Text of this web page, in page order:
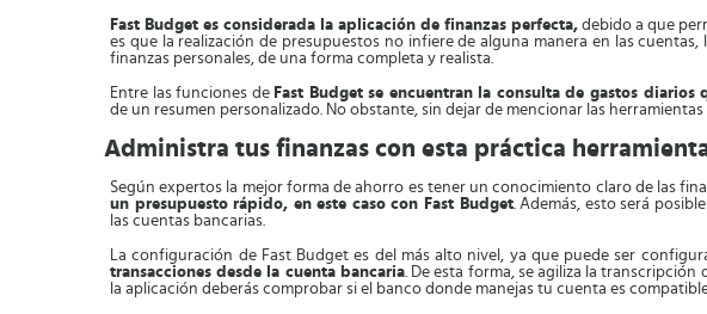
Fast Budget es considerada la aplicación de finanzas perfecta, debido a que
es que la realización de presupuestos no infiere de alguna manera en las
finanzas personales, de una forma completa y realista.
Entre las funciones de Fast Budget se encuentran la consulta de gastos
de un resumen personalizado. No obstante, sin dejar de mencionar las
Administra tus finanzas con esta práctica
Según expertos la mejor forma de ahorro es tener un conocimiento claro de las
un presupuesto rápido, en este caso con Fast Budget. Además, esto será
las cuentas bancarias.
La configuración de Fast Budget es del más alto nivel, ya que puede ser
transacciones desde la cuenta bancaria. De esta forma, se agiliza la
la aplicación deberás comprobar si el banco donde manejas tu cuenta es